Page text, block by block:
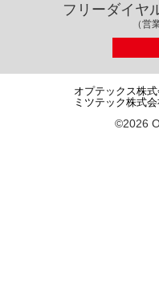
フリーダイヤ
（営
オプテックス株
ミツテック株式
©2026